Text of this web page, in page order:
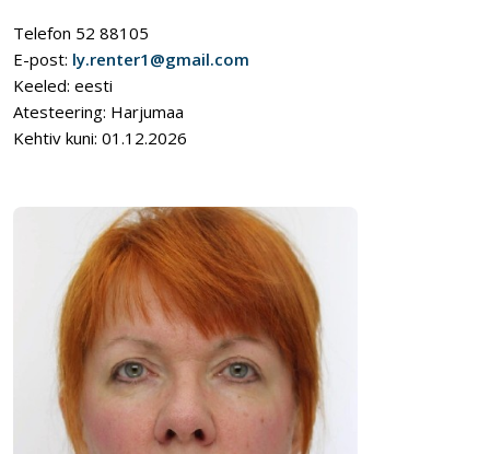
Telefon 52 88105
E-post: ly.renter1@gmail.com
Keeled: eesti
Atesteering: Harjumaa
Kehtiv kuni: 01.12.2026